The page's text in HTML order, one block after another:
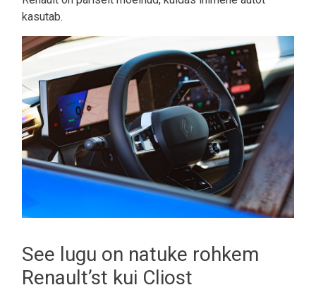
kasutab.
See lugu on natuke rohkem
Renault’st kui Cliost